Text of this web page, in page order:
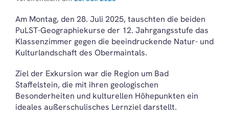
Am Montag, den 28. Juli 2025, tauschten die beiden
PuLST-Geographiekurse der 12. Jahrgangsstufe das
Klassenzimmer gegen die beeindruckende Natur- und
Kulturlandschaft des Obermaintals.
Ziel der Exkursion war die Region um Bad
Staffelstein, die mit ihren geologischen
Besonderheiten und kulturellen Höhepunkten ein
ideales außerschulisches Lernziel darstellt.